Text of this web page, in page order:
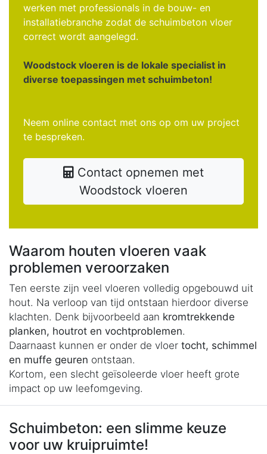
werken met professionals in de bouw- en
installatiebranche zodat de schuimbeton vloer
correct wordt aangelegd.
Woodstock vloeren is de lokale specialist in
diverse toepassingen met schuimbeton!
Neem online contact met ons op om uw project
te bespreken.
Contact opnemen met
Woodstock vloeren
Waarom houten vloeren vaak
problemen veroorzaken
Ten eerste zijn veel vloeren volledig opgebouwd uit
hout. Na verloop van tijd ontstaan hierdoor diverse
klachten. Denk bijvoorbeeld aan kromtrekkende
planken, houtrot en vochtproblemen.
Daarnaast kunnen er onder de vloer tocht, schimmel
en muffe geuren ontstaan.
Kortom, een slecht geïsoleerde vloer heeft grote
impact op uw leefomgeving.
Schuimbeton: een slimme keuze
voor uw kruipruimte!